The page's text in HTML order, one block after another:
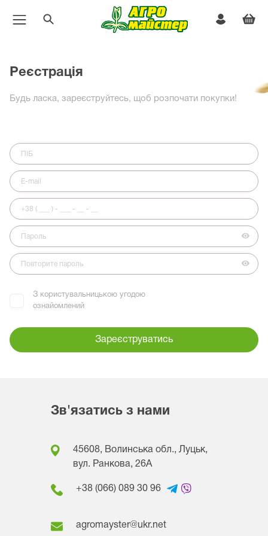
Реєстрація
Будь ласка, зареєструйтесь, щоб розпочати покупки!
З користувальницькою угодою
ознайомлений
Зареєструватись
Зв'язатись з нами
45608, Волинська обл., Луцьк,
вул. Ранкова, 26A
+38 (066) 089 30 96
agromayster@ukr.net